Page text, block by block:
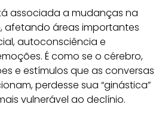
associada a mudanças na
afetando áreas importantes
autoconsciência e
É como se o cérebro,
e estímulos que as conversas
perdesse sua “ginástica”
vulnerável ao declínio.